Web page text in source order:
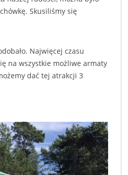
Skusiliśmy się
Najwięcej czasu
na wszystkie możliwe armaty
dać tej atrakcji 3